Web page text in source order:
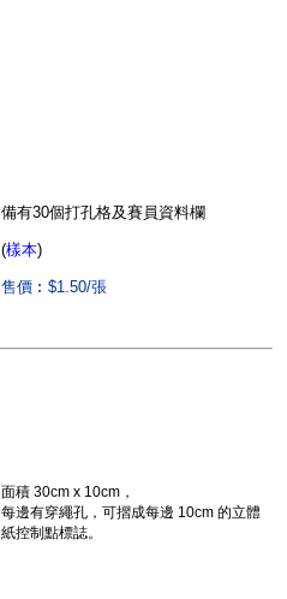
備有30個打孔格及賽員資料欄
(樣本)
售價︰$1.50/張
面積 30cm x 10cm，
每邊有穿繩孔， 可摺成每邊 10cm 的立體
紙控制點標誌。